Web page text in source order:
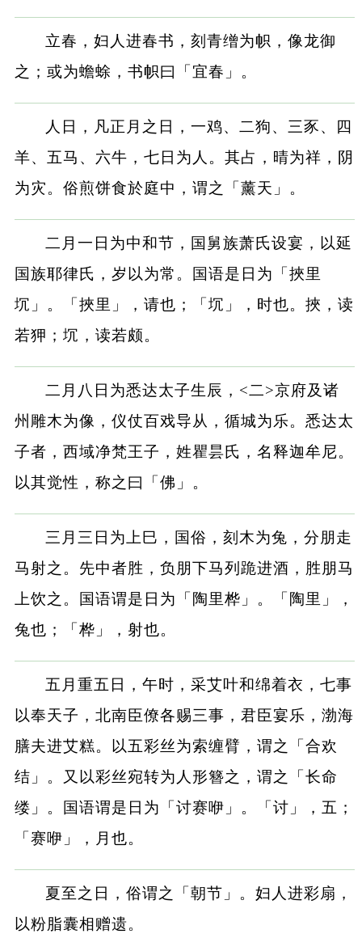
立春，妇人进春书，刻青缯为帜，像龙御
之；或为蟾蜍，书帜曰「宜春」。
人日，凡正月之日，一鸡、二狗、三豕、四
羊、五马、六牛，七日为人。其占，晴为祥，阴
为灾。俗煎饼食於庭中，谓之「薰天」。
二月一日为中和节，国舅族萧氏设宴，以延
国族耶律氏，岁以为常。国语是日为「挾里
坈」。「挾里」，请也；「坈」，时也。挾，读
若狎；坈，读若颇。
二月八日为悉达太子生辰，<二>京府及诸
州雕木为像，仪仗百戏导从，循城为乐。悉达太
子者，西域净梵王子，姓瞿昙氏，名释迦牟尼。
以其觉性，称之曰「佛」。
三月三日为上巳，国俗，刻木为兔，分朋走
马射之。先中者胜，负朋下马列跪进酒，胜朋马
上饮之。国语谓是日为「陶里桦」。「陶里」，
兔也；「桦」，射也。
五月重五日，午时，采艾叶和绵着衣，七事
以奉天子，北南臣僚各赐三事，君臣宴乐，渤海
膳夫进艾糕。以五彩丝为索缠臂，谓之「合欢
结」。又以彩丝宛转为人形簪之，谓之「长命
缕」。国语谓是日为「讨赛咿」。「讨」，五；
「赛咿」，月也。
夏至之日，俗谓之「朝节」。妇人进彩扇，
以粉脂囊相赠遗。